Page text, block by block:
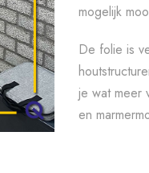
mogelijk
De folie is
je wat meer
en